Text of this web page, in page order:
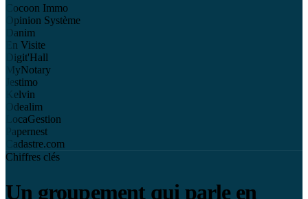
Cocoon Immo
Opinion Système
Danim
En Visite
Digit'Hall
MyNotary
Jestimo
Kelvin
Odealim
LocaGestion
Papernest
Cadastre.com
Chiffres clés
Un groupement qui parle en